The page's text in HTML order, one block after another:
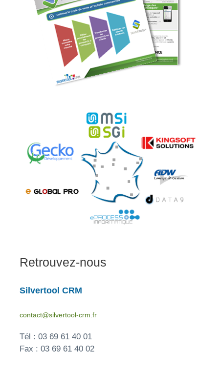
Retrouvez-nous
Silvertool CRM
contact@silvertool-crm.fr
Tél : 03 69 61 40 01
Fax : 03 69 61 40 02